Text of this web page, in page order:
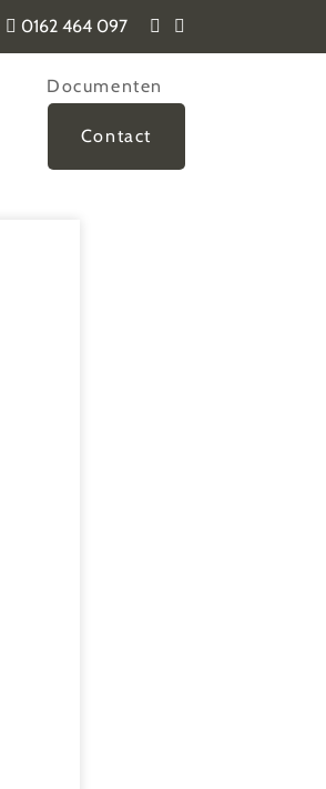
0162 464 097
Documenten
Contact